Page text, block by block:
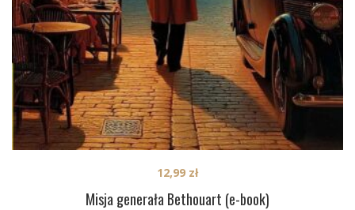
Misja generała Bethouart (e-book)
12,99 zł